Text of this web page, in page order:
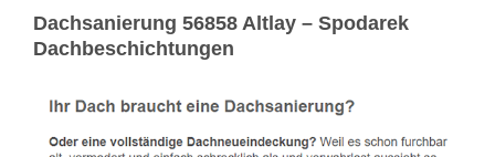
Dachsanierung 56858 Altlay – Spodarek
Dachbeschichtungen